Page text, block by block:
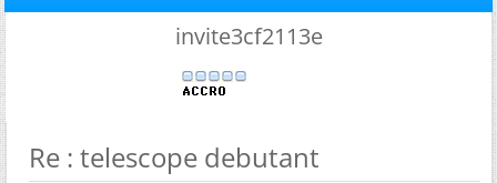
invite3cf2113e
Re : telescope debutant